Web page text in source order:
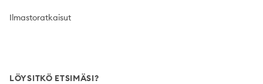
Ilmastoratkaisut
LÖYSITKÖ ETSIMÄSI?